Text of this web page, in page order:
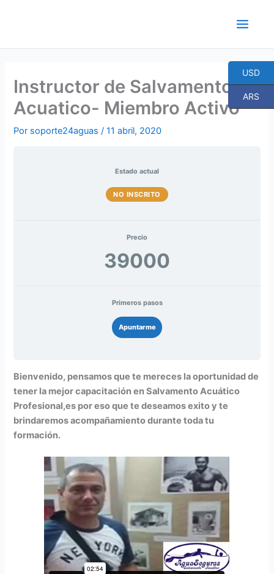
Instructor de Salvamento
Acuatico- Miembro Activo
Por soporte24aguas/11 abril, 2020
Estado actual
NO INSCRITO
Precio
39000
Primeros pasos
Apuntarme
Bienvenido, pensamos que te mereces la oportunidad de
tener la mejor capacitación en Salvamento Acuático
Profesional,es por eso que te deseamos exito y te
brindaremos acompañamiento durante toda tu
formación.
USD
ARS